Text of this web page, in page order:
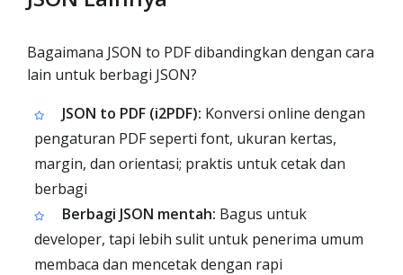
Bagaimana JSON to PDF dibandingkan dengan cara
lain untuk berbagi JSON?
JSON to PDF (i2PDF): Konversi online dengan
pengaturan PDF seperti font, ukuran kertas,
margin, dan orientasi; praktis untuk cetak dan
berbagi
Berbagi JSON mentah: Bagus untuk
developer, tapi lebih sulit untuk penerima umum
membaca dan mencetak dengan rapi